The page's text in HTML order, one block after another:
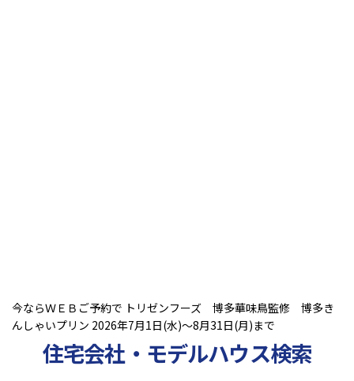
今ならＷＥＢご予約で トリゼンフーズ 博多華味鳥監修 博多き
んしゃいプリン 2026年7月1日(水)～8月31日(月)まで
住宅会社・モデルハウス検索